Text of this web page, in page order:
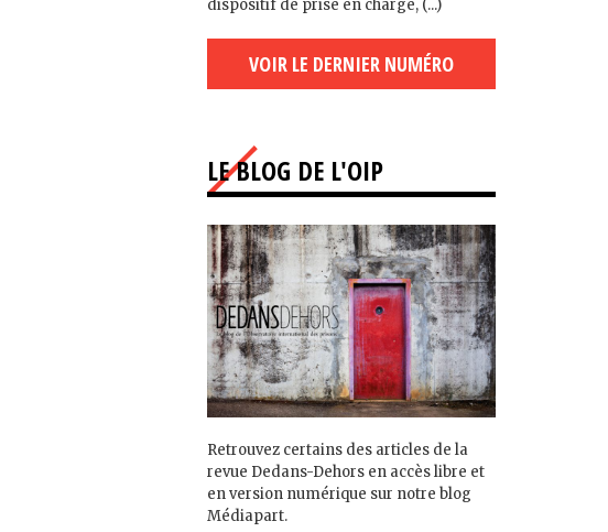
dispositif de prise en charge, (...)
VOIR LE DERNIER NUMÉRO
LE BLOG DE L'OIP
Retrouvez certains des articles de la
revue Dedans-Dehors en accès libre et
en version numérique sur notre blog
Médiapart.